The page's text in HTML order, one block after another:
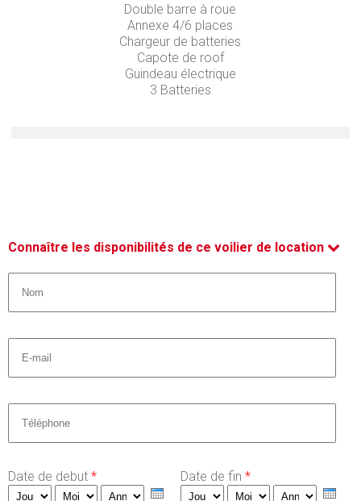
Double barre à roue
Annexe 4/6 places
Chargeur de batteries
Capote de roof
Guindeau électrique
3 Batteries
Connaître les disponibilités de ce voilier de location
Date de debut *
Jour
Mois Année
Date de fin *
Jour
Mois Année